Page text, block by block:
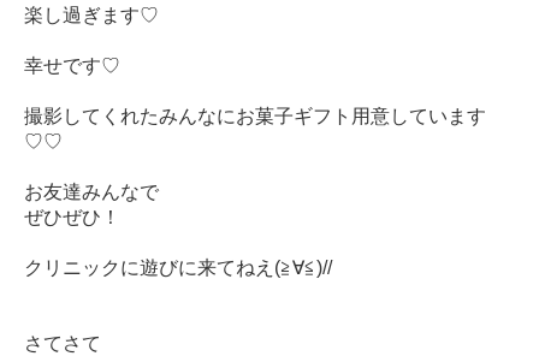
楽し過ぎます♡
幸せです♡
撮影してくれたみんなにお菓子ギフト用意しています
♡♡
お友達みんなで
ぜひぜひ！
クリニックに遊びに来てねえ(≧∀≦)//
さてさて